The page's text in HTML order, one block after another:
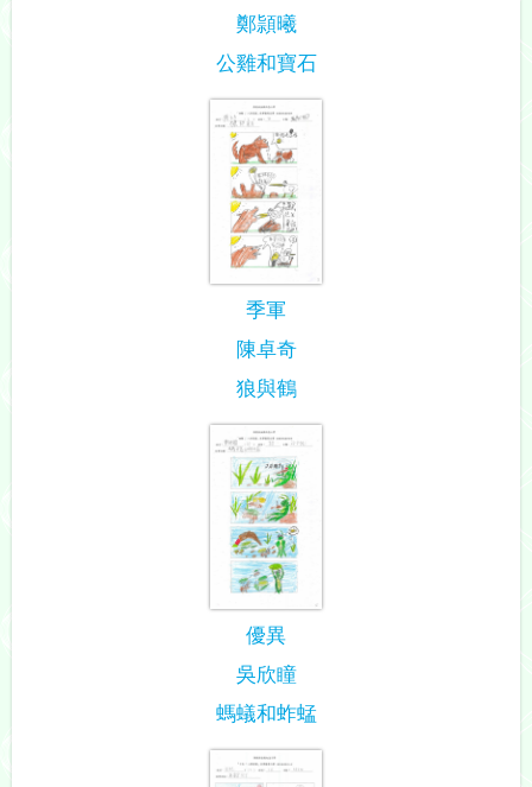
鄭頴曦
公雞和寶石
季軍
陳卓奇
狼與鶴
優異
吳欣瞳
螞蟻和蚱蜢